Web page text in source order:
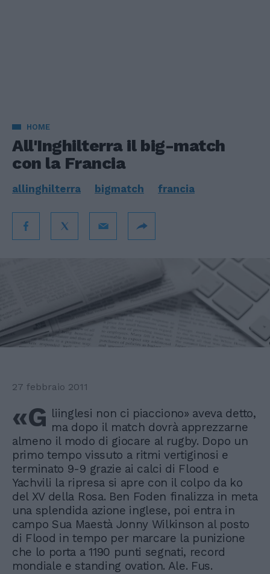
HOME
All'Inghilterra il big-match
con la Francia
allinghilterra bigmatch francia
27 febbraio 2011
«G liinglesi non ci piacciono» aveva detto,
ma dopo il match dovrà apprezzarne
almeno il modo di giocare al rugby. Dopo un
primo tempo vissuto a ritmi vertiginosi e
terminato 9-9 grazie ai calci di Flood e
Yachvili la ripresa si apre con il colpo da ko
del XV della Rosa. Ben Foden finalizza in meta
una splendida azione inglese, poi entra in
campo Sua Maestà Jonny Wilkinson al posto
di Flood in tempo per marcare la punizione
che lo porta a 1190 punti segnati, record
mondiale e standing ovation. Ale. Fus.